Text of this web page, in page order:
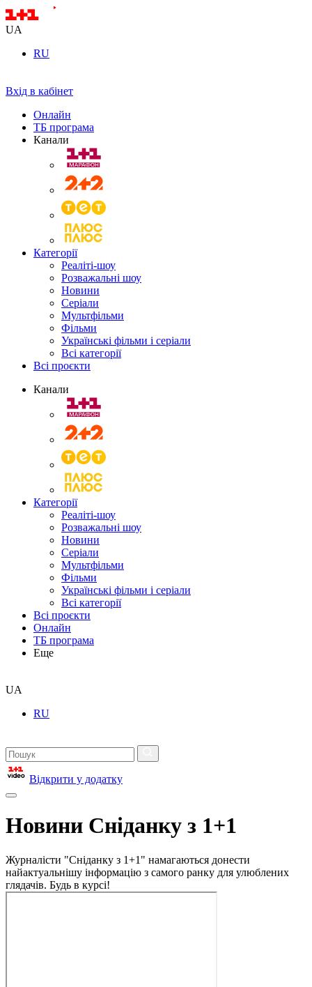
UA
RU
Вхід в кабінет
Онлайн
ТБ програма
Канали
Категорії
Реаліті-шоу
Розважальні шоу
Новини
Серіали
Мультфільми
Фільми
Українські фільми і серіали
Всі категорії
Всі проєкти
Канали
Категорії
Реаліті-шоу
Розважальні шоу
Новини
Серіали
Мультфільми
Фільми
Українські фільми і серіали
Всі категорії
Всі проєкти
Онлайн
ТБ програма
Еще
UA
RU
Відкрити у додатку
Новини Сніданку з 1+1
Журналісти "Сніданку з 1+1" намагаються донести
найактуальнішу інформацію з самого ранку для улюблених
глядачів. Будь в курсі!